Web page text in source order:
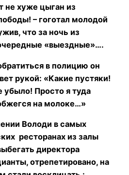
не хуже цыган из
– гоготал молодой
что за ночь из
«выездные»….
в полицию он
рукой: «Какие пустяки!
убыло! Просто я туда
на молоке…»
Володи в самых
ресторанах из залы
директора
отрепетировано, на